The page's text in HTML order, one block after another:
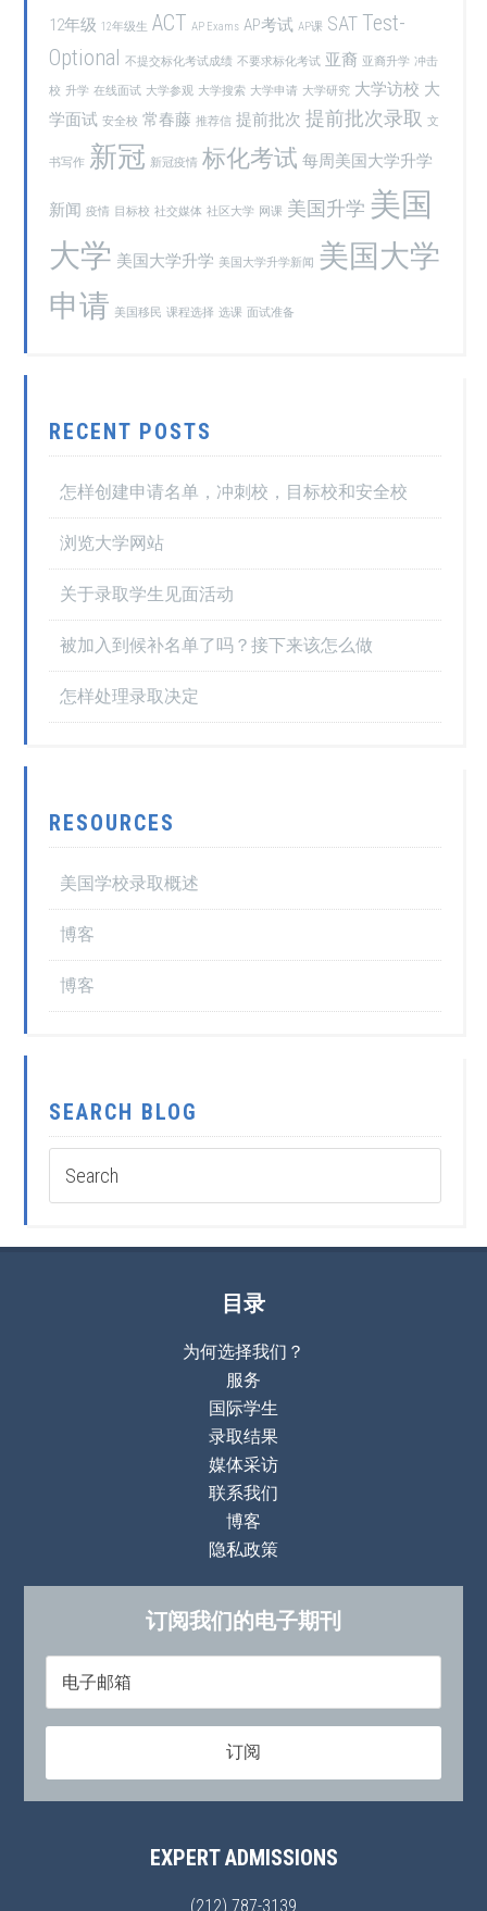
12年级 12年级生 ACT AP Exams AP考试 AP课 SAT Test-
Optional 不提交标化考试成绩 不要求标化考试 亚裔 亚裔升学 冲击
校 升学 在线面试 大学参观 大学搜索 大学申请 大学研究 大学访校 大
学面试 安全校 常春藤 推荐信 提前批次 提前批次录取 文
书写作 新冠 新冠疫情 标化考试 每周美国大学升学
新闻 疫情 目标校 社交媒体 社区大学 网课 美国升学 美国
大学 美国大学升学 美国大学升学新闻 美国大学
申请 美国移民 课程选择 选课 面试准备
RECENT POSTS
怎样创建申请名单，冲刺校，目标校和安全校
浏览大学网站
关于录取学生见面活动
被加入到候补名单了吗？接下来该怎么做
怎样处理录取决定
RESOURCES
美国学校录取概述
博客
博客
SEARCH BLOG
目录
为何选择我们？
服务
国际学生
录取结果
媒体采访
联系我们
博客
隐私政策
订阅我们的电子期刊
EXPERT ADMISSIONS
(212) 787-3139